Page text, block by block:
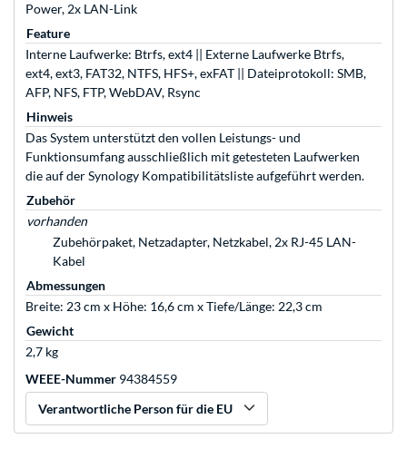
Power, 2x LAN-Link
Feature
Interne Laufwerke: Btrfs, ext4 || Externe Laufwerke Btrfs,
ext4, ext3, FAT32, NTFS, HFS+, exFAT || Dateiprotokoll: SMB,
AFP, NFS, FTP, WebDAV, Rsync
Hinweis
Das System unterstützt den vollen Leistungs- und
Funktionsumfang ausschließlich mit getesteten Laufwerken
die auf der Synology Kompatibilitätsliste aufgeführt werden.
Zubehör
vorhanden
Zubehörpaket, Netzadapter, Netzkabel, 2x RJ-45 LAN-
Kabel
Abmessungen
Breite: 23 cm x Höhe: 16,6 cm x Tiefe/Länge: 22,3 cm
Gewicht
2,7 kg
WEEE-Nummer 94384559
Verantwortliche Person für die EU